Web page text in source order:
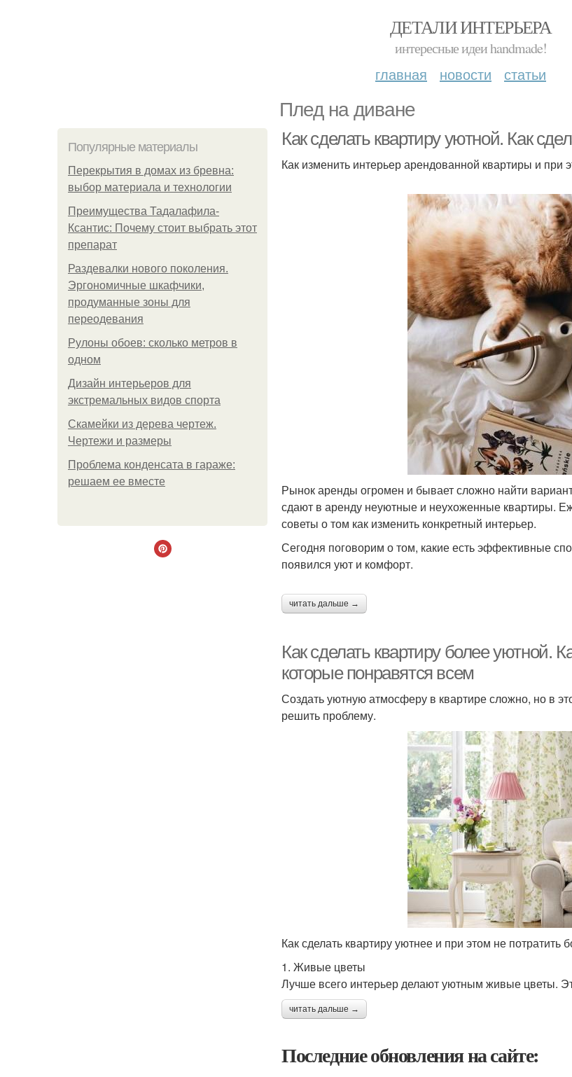
ДЕТАЛИ ИНТЕРЬЕРА
интересные идеи handmade!
главная новости статьи
Плед на диване
Популярные материалы
Перекрытия в домах из бревна:
выбор материала и технологии
Преимущества Тадалафила-
Ксантис: Почему стоит выбрать этот
препарат
Раздевалки нового поколения.
Эргономичные шкафчики,
продуманные зоны для
переодевания
Рулоны обоев: сколько метров в
одном
Дизайн интерьеров для
экстремальных видов спорта
Скамейки из дерева чертеж.
Чертежи и размеры
Проблема конденсата в гараже:
решаем ее вместе
Как сделать квартиру уютной. Как
Как изменить интерьер арендованной квартиры и при
Рынок аренды огромен и бывает сложно найти
сдают в аренду неуютные и неухоженные квартиры.
советы о том как изменить конкретный интерьер.
Сегодня поговорим о том, какие есть эффективные
появился уют и комфорт.
читать дальше →
Как сделать квартиру более уютной.
которые понравятся всем
Создать уютную атмосферу в квартире сложно, но в
решить проблему.
Как сделать квартиру уютнее и при этом не потратить
1. Живые цветы
Лучше всего интерьер делают уютным живые цветы.
читать дальше →
Последние обновления на сайте: